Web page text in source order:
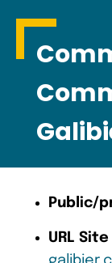
Public/
URL